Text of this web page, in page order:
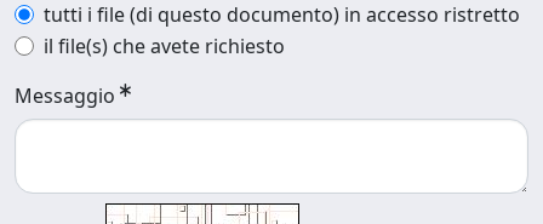
tutti i file (di questo documento) in accesso ristretto
il file(s) che avete richiesto
Messaggio